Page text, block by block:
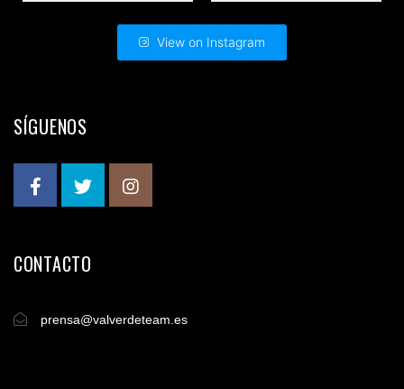
View on Instagram
SÍGUENOS
CONTACTO
prensa@valverdeteam.es